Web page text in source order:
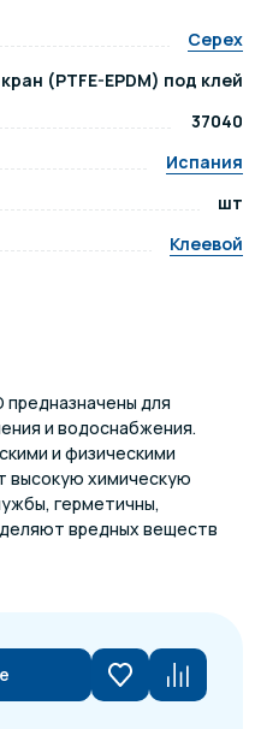
Cepex
(PTFE-EPDM) под клей
37040
Испания
шт
Клеевой
для
и водоснабжения.
и физическими
высокую химическую
герметичны,
вредных веществ